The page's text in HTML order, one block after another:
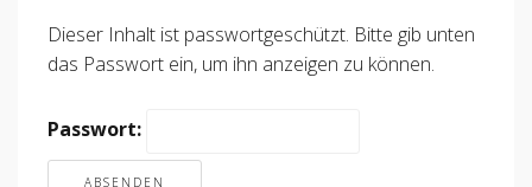
Dieser Inhalt ist passwortgeschützt. Bitte gib unten
das Passwort ein, um ihn anzeigen zu können.
Passwort: